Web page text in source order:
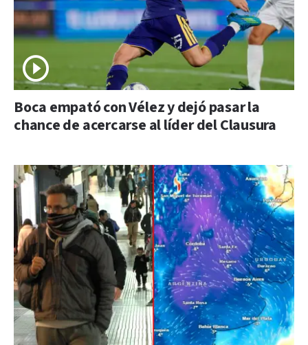
Boca empató con Vélez y dejó pasar la
chance de acercarse al líder del Clausura